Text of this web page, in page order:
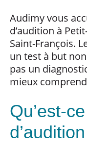
Audimy vous
d’audition à
Saint-François.
un test à but
pas un
mieux
Qu’est-